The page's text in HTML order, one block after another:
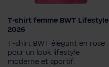
Couleur
Taille femme
XS
S M L XL
T-shirt femme BWT Lifestyle
2026
T-shirt BWT élégant en rose
pour un look lifestyle
moderne et sportif.